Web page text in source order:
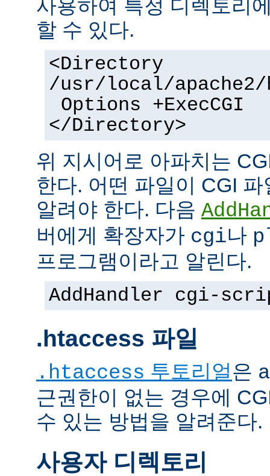
사용하여 특정 디렉토리
할 수 있다.
<Directory
/usr/local/apache2/
Options +ExecCGI
</Directory>
위 지시어로 아파치는
한다. 어떤 파일이 CGI
알려야 한다. 다음
버에게 확장자가 cgi나
프로그램이라고 알린다.
AddHandler cgi-
.htaccess 파일
.htaccess 투토리얼은
근권한이 없는 경우에
수 있는 방법을 알려준다.
사용자 디렉토리